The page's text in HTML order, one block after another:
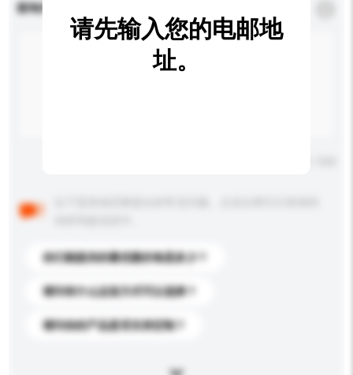
查询内容
你们能提供的最优惠价格是多少？
请问有什么运送方式可以选择？
请问你的产品是否支持定制？
请先输入您的电邮地
址。